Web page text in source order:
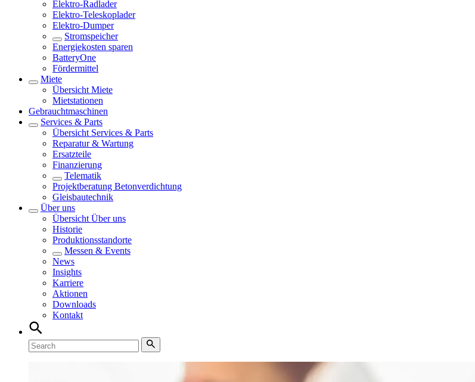
Elektro-Radlader
Elektro-Teleskoplader
Elektro-Dumper
Stromspeicher
Energiekosten sparen
BatteryOne
Fördermittel
Miete
Übersicht Miete
Mietstationen
Gebrauchtmaschinen
Services & Parts
Übersicht Services & Parts
Reparatur & Wartung
Ersatzteile
Finanzierung
Telematik
Projektberatung Betonverdichtung
Gleisbautechnik
Über uns
Übersicht Über uns
Historie
Produktionsstandorte
Messen & Events
News
Insights
Karriere
Aktionen
Downloads
Kontakt